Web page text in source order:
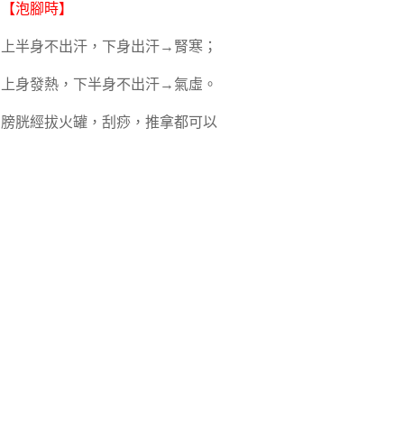
【泡腳時】
上半身不出汗，下身出汗→腎寒；
上身發熱，下半身不出汗→氣虛。
膀胱經拔火罐，刮痧，推拿都可以